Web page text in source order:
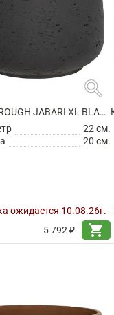
search
КАШПО ROUGH JABARI XL BLACK WASHED
22 см.
20 см.
ожидается 10.08.26г.
5 792 ₽
shopping_cart